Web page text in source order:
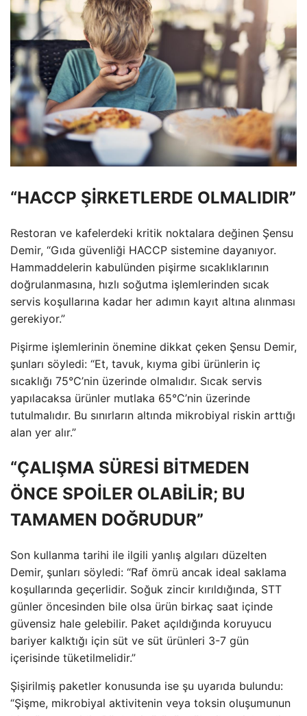
“HACCP ŞİRKETLERDE OLMALIDIR”
Restoran ve kafelerdeki kritik noktalara değinen Şensu
Demir, “Gıda güvenliği HACCP sistemine dayanıyor.
Hammaddelerin kabulünden pişirme sıcaklıklarının
doğrulanmasına, hızlı soğutma işlemlerinden sıcak
servis koşullarına kadar her adımın kayıt altına alınması
gerekiyor.”
Pişirme işlemlerinin önemine dikkat çeken Şensu Demir,
şunları söyledi: “Et, tavuk, kıyma gibi ürünlerin iç
sıcaklığı 75°C’nin üzerinde olmalıdır. Sıcak servis
yapılacaksa ürünler mutlaka 65°C’nin üzerinde
tutulmalıdır. Bu sınırların altında mikrobiyal riskin arttığı
alan yer alır.”
“ÇALIŞMA SÜRESİ BİTMEDEN
ÖNCE SPOİLER OLABİLİR; BU
TAMAMEN DOĞRUDUR”
Son kullanma tarihi ile ilgili yanlış algıları düzelten
Demir, şunları söyledi: “Raf ömrü ancak ideal saklama
koşullarında geçerlidir. Soğuk zincir kırıldığında, STT
günler öncesinden bile olsa ürün birkaç saat içinde
güvensiz hale gelebilir. Paket açıldığında koruyucu
bariyer kalktığı için süt ve süt ürünleri 3-7 gün
içerisinde tüketilmelidir.”
Şişirilmiş paketler konusunda ise şu uyarıda bulundu:
“Şişme, mikrobiyal aktivitenin veya toksin oluşumunun